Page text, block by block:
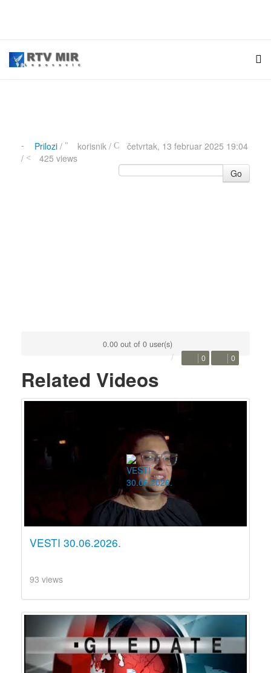
Prilozi/ korisnik /
četvrtak, 13 februar 2025 19:04
/
425 views
Go
0.00 out of 0 user(s)
0 0
Related Videos
VESTI 30.06.2026.
93 views